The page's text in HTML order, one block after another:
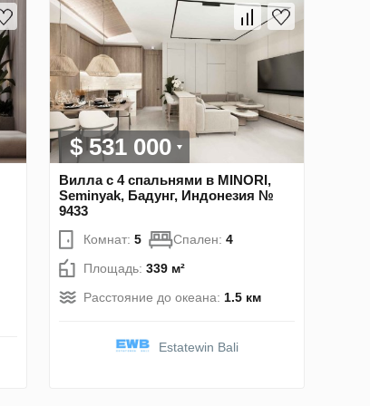
$ 531 000
Вилла с 4 спальнями в MINORI,
Seminyak, Бадунг, Индонезия №
9433
Комнат: 5 Спален: 4
Площадь: 339 м²
Расстояние до океана: 1.5 км
Estatewin Bali